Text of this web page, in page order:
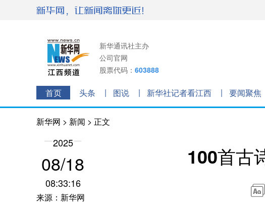
新华通讯社主办
公司官网
股票代码： 603888
首页 头条 图说 新华社记者看江西 要闻聚焦
新华网 > 新闻 > 正文
2025
08/18
08:33:16
来源：新华网
100首古